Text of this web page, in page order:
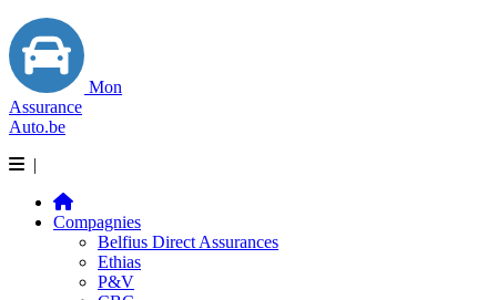
Mon
Assurance
Auto.be
|
Compagnies
Belfius Direct Assurances
Ethias
P&V